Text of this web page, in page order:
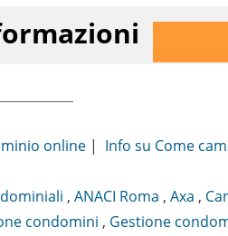
online | Info su Come
, ANACI Roma , Axa ,
condomini , Gestione